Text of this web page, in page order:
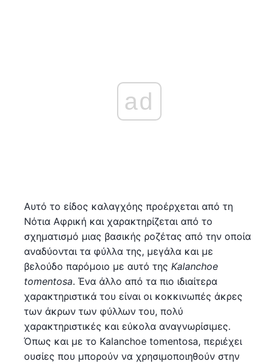
ad
Αυτό το είδος καλαγχόης προέρχεται από τη
Νότια Αφρική και χαρακτηρίζεται από το
σχηματισμό μιας βασικής ροζέτας από την οποία
αναδύονται τα φύλλα της, μεγάλα και με
βελούδο παρόμοιο με αυτό της Kalanchoe
tomentosa. Ένα άλλο από τα πιο ιδιαίτερα
χαρακτηριστικά του είναι οι κοκκινωπές άκρες
των άκρων των φύλλων του, πολύ
χαρακτηριστικές και εύκολα αναγνωρίσιμες.
Όπως και με το Kalanchoe tomentosa, περιέχει
ουσίες που μπορούν να χρησιμοποιηθούν στην